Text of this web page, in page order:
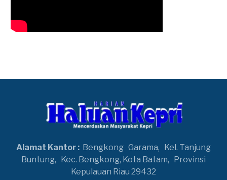
Alamat Kantor : Bengkong Garama, Kel. Tanjung
Buntung, Kec. Bengkong, Kota Batam, Provinsi
Kepulauan Riau 29432